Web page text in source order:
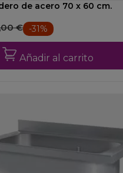
de acero 70 x 60 cm.
€ -31%
Añadir al carrito